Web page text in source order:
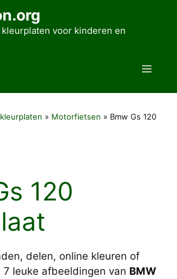
voor kinderen en
Menu
» Motorfietsen » Bmw Gs 120
120
delen, online kleuren of
leuke afbeeldingen van BMW